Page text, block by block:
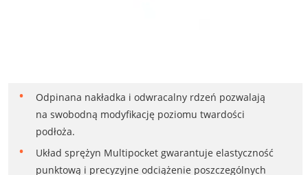
Odpinana nakładka i odwracalny rdzeń pozwalają
na swobodną modyfikację poziomu twardości
podłoża.
Układ sprężyn Multipocket gwarantuje elastyczność
punktową i precyzyjne odciążenie poszczególnych